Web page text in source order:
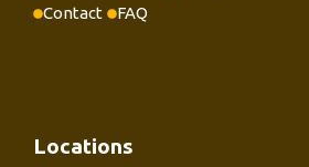
Contact
FAQ
Locations